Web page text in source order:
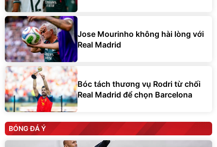
Jose Mourinho không hài lòng với
Real Madrid
Bóc tách thương vụ Rodri từ chối
Real Madrid để chọn Barcelona
BÓNG ĐÁ Ý